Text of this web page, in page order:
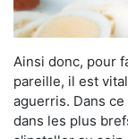
Ainsi donc, pour
pareille, il est
aguerris. Dans
dans les plus